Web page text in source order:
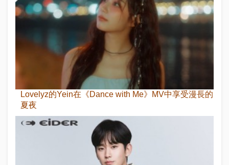
Lovelyz的Yein在《Dance with Me》MV中享受漫長的
夏夜